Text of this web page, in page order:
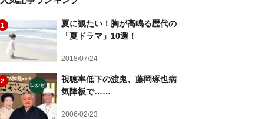
1
夏に観たい！胸が高鳴る歴代の
「夏ドラマ」10選！
2018/07/24
2
視聴率低下の渡鬼、藤岡琢也病
気降板で……
2006/02/23